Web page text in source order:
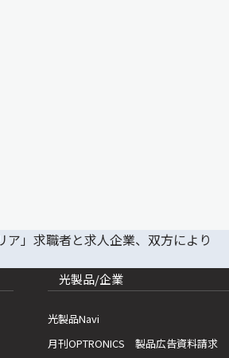
光製品/企業
光製品Navi
月刊OPTRONICS 製品広告資料請求